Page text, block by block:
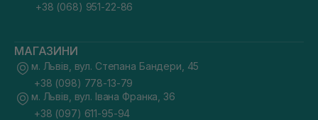
+38 (068) 951-22-86
МАГАЗИНИ
м. Львів, вул. Степана Бандери, 45
+38 (098) 778-13-79
м. Львів, вул. Івана Франка, 36
+38 (097) 611-95-94